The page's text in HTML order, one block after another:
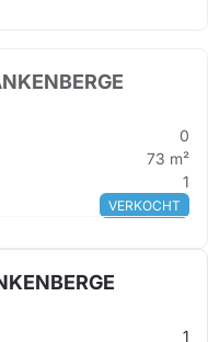
0
73 m²
1
VERKOCHT
1